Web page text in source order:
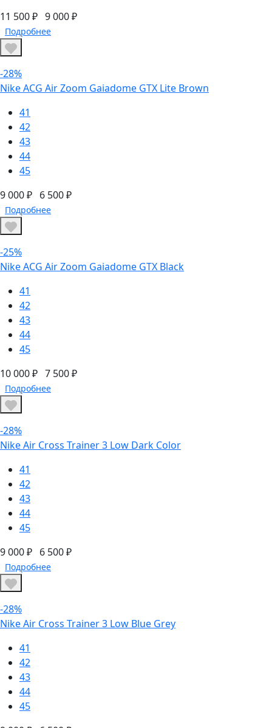
11 500 ₽ 9 000 ₽
Подробнее
-28%
Nike ACG Air Zoom Gaiadome GTX Lite Brown
41
42
43
44
45
9 000 ₽ 6 500 ₽
Подробнее
-25%
Nike ACG Air Zoom Gaiadome GTX Black
41
42
43
44
45
10 000 ₽ 7 500 ₽
Подробнее
-28%
Nike Air Cross Trainer 3 Low Dark Color
41
42
43
44
45
9 000 ₽ 6 500 ₽
Подробнее
-28%
Nike Air Cross Trainer 3 Low Blue Grey
41
42
43
44
45